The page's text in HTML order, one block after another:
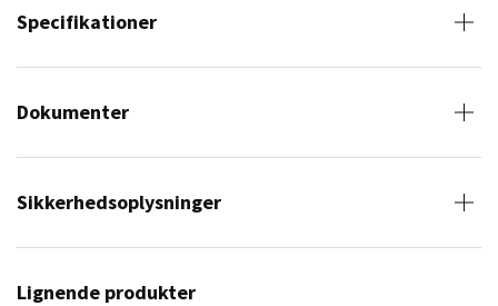
Specifikationer
Dokumenter
Sikkerhedsoplysninger
Lignende produkter